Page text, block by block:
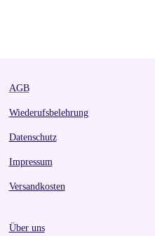
AGB
Wiederufsbelehrung
Datenschutz
Impressum
Versandkosten
Über uns